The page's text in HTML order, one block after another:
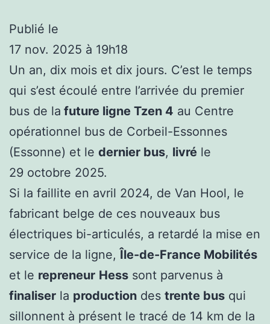
Publié le
17 nov. 2025 à 19h18
Un an, dix mois et dix jours. C’est le temps
qui s’est écoulé entre l’arrivée du premier
bus de la future ligne Tzen 4 au Centre
opérationnel bus de Corbeil-Essonnes
(Essonne) et le dernier bus, livré le
29 octobre 2025.
Si la faillite en avril 2024, de Van Hool, le
fabricant belge de ces nouveaux bus
électriques bi-articulés, a retardé la mise en
service de la ligne,Île-de-France Mobilités
et le repreneur Hess sont parvenus à
finaliser la production des trente bus qui
sillonnent à présent le tracé de 14 km de la